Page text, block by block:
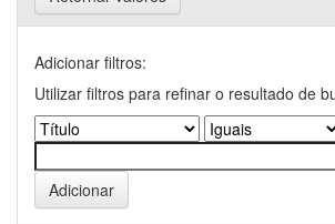
Adicionar filtros:
Utilizar filtros para refinar o resultado de